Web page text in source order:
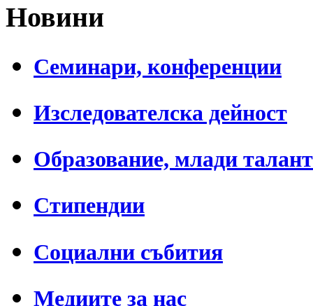
Новини
Семинари, конференции
Изследователска дейност
Образование, млади
Стипендии
Социални събития
Медиите за нас